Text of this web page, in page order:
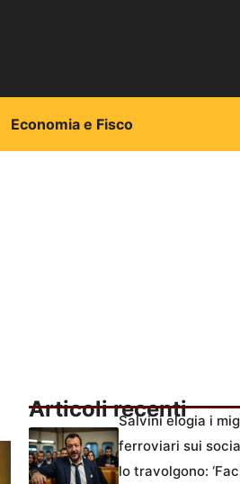
Economia e Fisco
Articoli recenti
Salvini elogia i
ferroviari sui
lo travolgono: